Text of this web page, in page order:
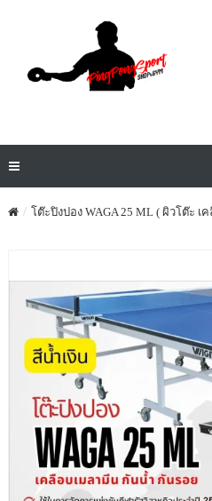
โต๊ะปิงปอง WAGA 25 ML ( ผิวโต๊ะ